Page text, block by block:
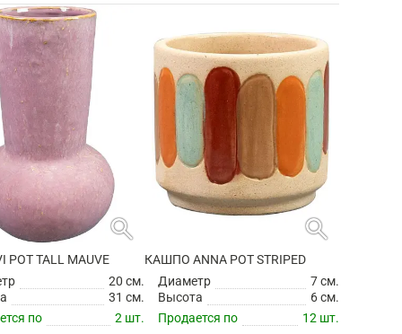
search
POT TALL MAUVE
20 см.
31 см.
по
2 шт.
search
КАШПО ANNA POT STRIPED
Диаметр
7 см.
Высота
6 см.
Продается по
12 шт.